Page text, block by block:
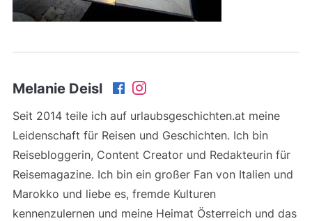
Melanie Deisl
Seit 2014 teile ich auf urlaubsgeschichten.at meine
Leidenschaft für Reisen und Geschichten. Ich bin
Reisebloggerin, Content Creator und Redakteurin für
Reisemagazine. Ich bin ein großer Fan von Italien und
Marokko und liebe es, fremde Kulturen
kennenzulernen und meine Heimat Österreich und das